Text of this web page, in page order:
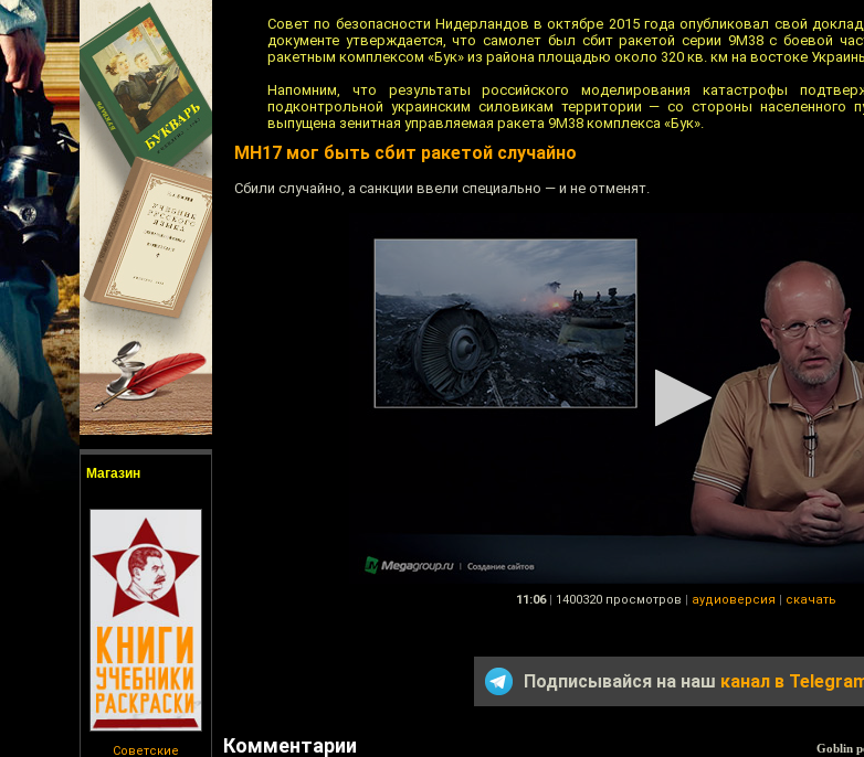
Магазин
Советские
Совет по безопасности Нидерландов в октябре 2015 года опубликовал свой
документе утверждается, что самолет был сбит ракетой серии 9M38 с боевой
ракетным комплексом «Бук» из района площадью около 320 кв. км на востоке
Напомним, что результаты российского моделирования катастрофы
подконтрольной украинским силовикам территории — со стороны населенного
выпущена зенитная управляемая ракета 9М38 комплекса «Бук».
MH17 мог быть сбит ракетой случайно
Сбили случайно, а санкции ввели специально — и не отменят.
11:06 | 1400320 просмотров | аудиоверсия | скачать
Подписывайся на наш канал в
Комментарии Goblin